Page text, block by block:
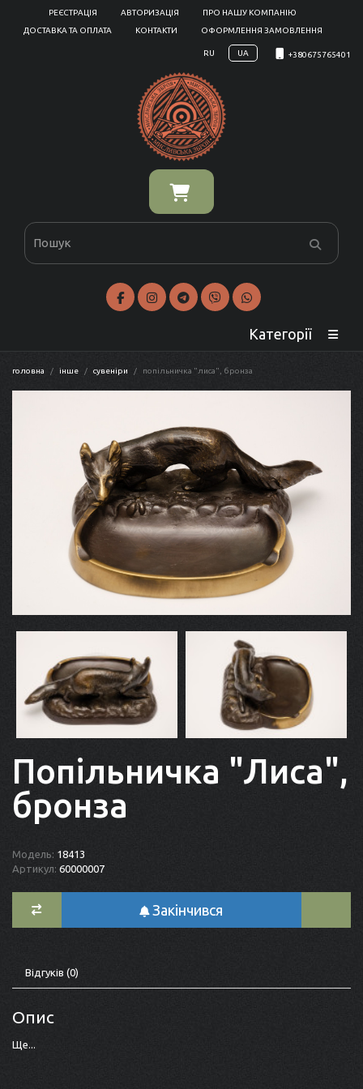
РЕЄСТРАЦІЯ АВТОРИЗАЦІЯ
ПРО НАШУ КОМПАНІЮ
ДОСТАВКА ТА ОПЛАТА
КОНТАКТИ ОФОРМЛЕННЯ ЗАМОВЛЕННЯ
RU UA +380675765401
Категорії
головна інше сувеніри попільничка "лиса", бронза
Попільничка "Лиса",
бронза
Модель: 18413
Артикул: 60000007
Закінчився
Відгуків (0)
Опис
Ще...